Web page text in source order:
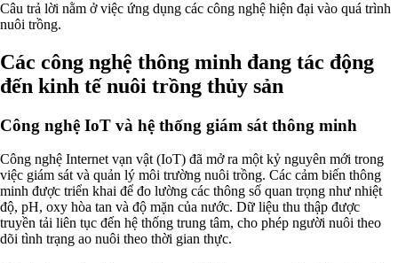
Câu trả lời nằm ở việc ứng dụng các công nghệ hiện đại vào quá trình
nuôi trồng.
Các công nghệ thông minh đang tác động
đến kinh tế nuôi trồng thủy sản
Công nghệ IoT và hệ thống giám sát thông minh
Công nghệ Internet vạn vật (IoT) đã mở ra một kỷ nguyên mới trong
việc giám sát và quản lý môi trường nuôi trồng. Các cảm biến thông
minh được triển khai để đo lường các thông số quan trọng như nhiệt
độ, pH, oxy hòa tan và độ mặn của nước. Dữ liệu thu thập được
truyền tải liên tục đến hệ thống trung tâm, cho phép người nuôi theo
dõi tình trạng ao nuôi theo thời gian thực.